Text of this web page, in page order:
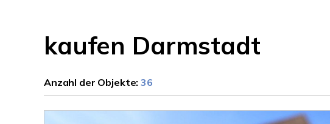
kaufen Darmstadt
Anzahl der Objekte:36